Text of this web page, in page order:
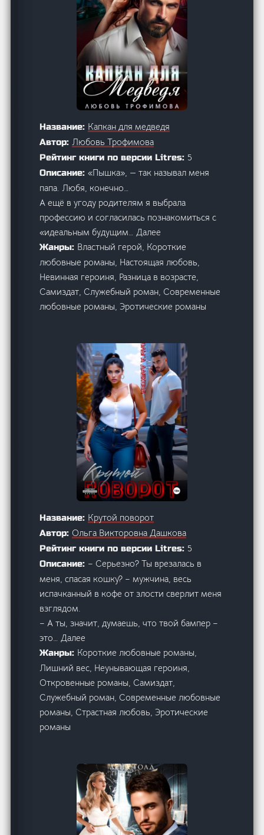
Название: Капкан для медведя
Автор:Любовь Трофимова
Рейтинг книги по версии Litres: 5
Описание:«Пышка», — так называл меня
папа. Любя, конечно…
А ещё в угоду родителям я выбрала
профессию и согласилась познакомиться с
«идеальным будущим… Далее
Жанры: Властный герой, Короткие
любовные романы, Настоящая любовь,
Невинная героиня, Разница в возрасте,
Самиздат, Служебный роман, Современные
любовные романы, Эротические романы
Название: Крутой поворот
Автор:Ольга Викторовна Дашкова
Рейтинг книги по версии Litres: 5
Описание: – Серьезно? Ты врезалась в
меня, спасая кошку? – мужчина, весь
испачканный в кофе от злости сверлит меня
взглядом.
– А ты, значит, думаешь, что твой бампер –
это… Далее
Жанры: Короткие любовные романы,
Лишний вес, Неунывающая героиня,
Откровенные романы, Самиздат,
Служебный роман, Современные любовные
романы, Страстная любовь, Эротические
романы